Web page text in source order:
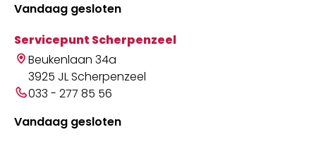
Vandaag gesloten
Servicepunt Scherpenzeel
Beukenlaan 34a
3925 JL Scherpenzeel
033 - 277 85 56
Vandaag gesloten